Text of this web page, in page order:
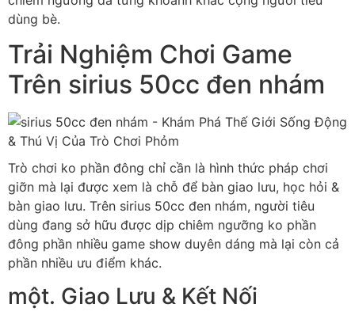
dùng bè.
Trải Nghiệm Chơi Game
Trên sirius 50cc đen nhám
Trò chơi ko phần đông chỉ cần là hình thức pháp chơi
giỡn mà lại được xem là chỗ để bàn giao lưu, học hỏi &
bàn giao lưu. Trên sirius 50cc đen nhám, người tiêu
dùng đang sở hữu được dịp chiêm ngưỡng ko phần
đông phần nhiều game show duyên dáng mà lại còn cả
phần nhiều ưu điểm khác.
một. Giao Lưu & Kết Nối